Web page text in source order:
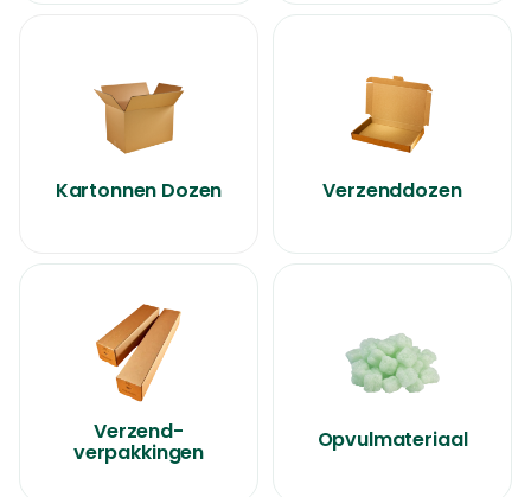
Kartonnen Dozen Verzenddozen
Verzend-
verpakkingen Opvulmateriaal